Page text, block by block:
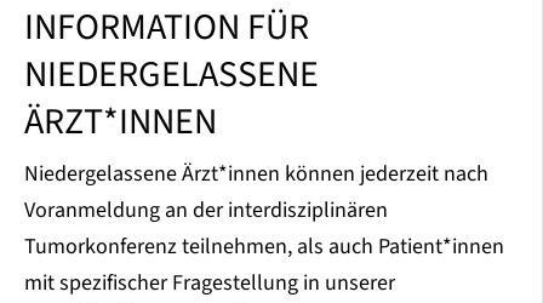
INFORMATION FÜR
NIEDERGELASSENE
ÄRZT*INNEN
Niedergelassene Ärzt*innen können jederzeit nach
Voranmeldung an der interdisziplinären
Tumorkonferenz teilnehmen, als auch Patient*innen
mit spezifischer Fragestellung in unserer